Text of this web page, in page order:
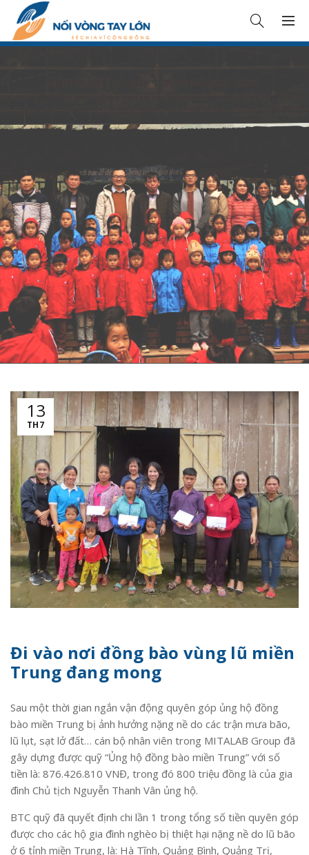
13
TH7
Đi vào nơi đồng bào vùng lũ miền
Trung đang mong
Sau một thời gian ngắn vận động quyên góp ủng hộ đồng
bào miền Trung bị ảnh hưởng nặng nề do các trận mưa bão,
lũ lụt, sạt lở đất… cán bộ nhân viên trong MITALAB Group đã
gây dựng được quỹ “Ủng hộ đồng bào miền Trung” với số
tiền là: 876.426.810 VNĐ, trong đó 800 triệu đồng là của gia
đình Chủ tịch Nguyễn Thanh Vân ủng hộ.
BTC quỹ đã quyết định chi lần 1 trong tổng số tiền quyên góp
được cho các hộ gia đình nghèo bị thiệt hại nặng nề do lũ bão
ở 6 tỉnh miền Trung, là: Hà Tĩnh, Quảng Bình, Quảng Trị,